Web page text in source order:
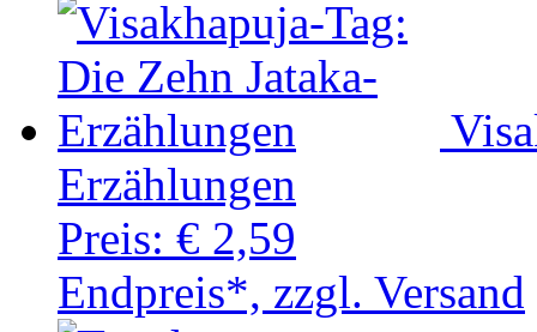
Erzählungen
Preis: € 2,59
Endpreis*, zzgl. Versand